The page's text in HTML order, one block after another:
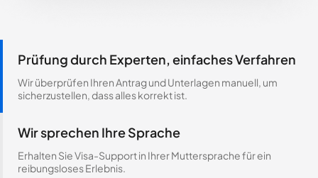
Prüfung durch Experten, einfaches Verfahren
Wir überprüfen Ihren Antrag und Unterlagen manuell, um
sicherzustellen, dass alles korrekt ist.
Wir sprechen Ihre Sprache
Erhalten Sie Visa-Support in Ihrer Muttersprache für ein
reibungsloses Erlebnis.